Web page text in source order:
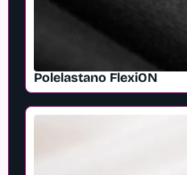
Polelastano FlexiON